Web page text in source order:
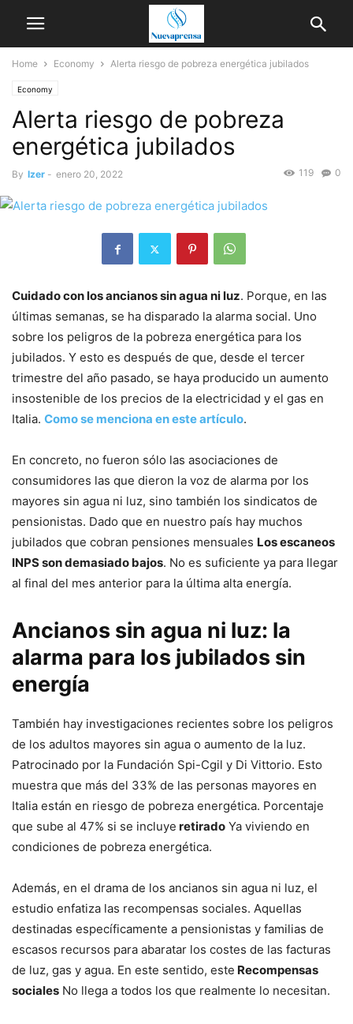
Home Economy Alerta riesgo de pobreza energética jubilados
Economy
Alerta riesgo de pobreza
energética jubilados
By Izer - enero 20, 2022 0
119
Cuidado con los ancianos sin agua ni luz. Porque, en las
últimas semanas, se ha disparado la alarma social. Uno
sobre los peligros de la pobreza energética para los
jubilados. Y esto es después de que, desde el tercer
trimestre del año pasado, se haya producido un aumento
insostenible de los precios de la electricidad y el gas en
Italia. Como se menciona en este artículo.
En concreto, no fueron sólo las asociaciones de
consumidores las que dieron la voz de alarma por los
mayores sin agua ni luz, sino también los sindicatos de
pensionistas. Dado que en nuestro país hay muchos
jubilados que cobran pensiones mensuales Los escaneos
INPS son demasiado bajos. No es suficiente ya para llegar
al final del mes anterior para la última alta energía.
Ancianos sin agua ni luz: la
alarma para los jubilados sin
energía
También hay investigaciones recientes sobre los peligros
de los adultos mayores sin agua o aumento de la luz.
Patrocinado por la Fundación Spi-Cgil y Di Vittorio. Esto
muestra que más del 33% de las personas mayores en
Italia están en riesgo de pobreza energética. Porcentaje
que sube al 47% si se incluye retirado Ya viviendo en
condiciones de pobreza energética.
Además, en el drama de los ancianos sin agua ni luz, el
estudio enfatiza las recompensas sociales. Aquellas
destinadas específicamente a pensionistas y familias de
escasos recursos para abaratar los costes de las facturas
de luz, gas y agua. En este sentido, este Recompensas
sociales No llega a todos los que realmente lo necesitan.